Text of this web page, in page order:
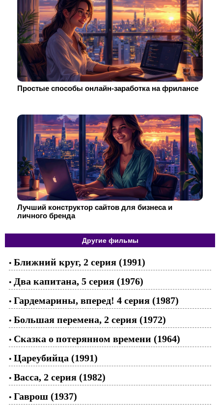
Простые способы онлайн-заработка на фрилансе
Лучший конструктор сайтов для бизнеса и
личного бренда
Другие фильмы
• Ближний круг, 2 серия (1991)
• Два капитана, 5 серия (1976)
• Гардемарины, вперед! 4 серия (1987)
• Большая перемена, 2 серия (1972)
• Сказка о потерянном времени (1964)
• Цареубийца (1991)
• Васса, 2 серия (1982)
• Гаврош (1937)